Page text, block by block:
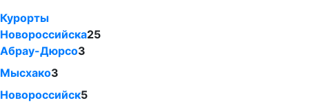
Курорты
Новороссийска25
Абрау-Дюрсо3
Мысхако3
Новороссийск5